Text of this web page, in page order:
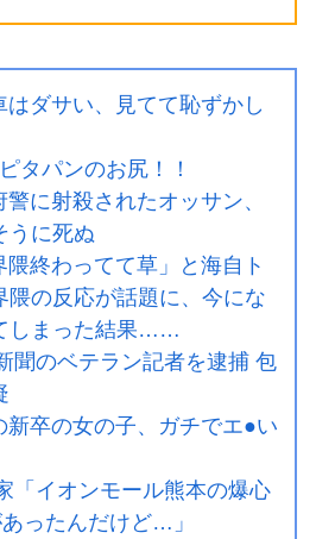
ダサい、見てて恥ずかし
タパンのお尻！！
警に射殺されたオッサン、
うに死ぬ
隈終わってて草」と海自ト
隈の反応が話題に、今にな
しまった結果……
聞のベテラン記者を逮捕 包
新卒の女の子、ガチでエ●い
「イオンモール熊本の爆心
ったんだけど…」